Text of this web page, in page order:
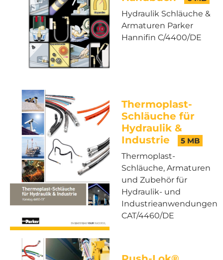
Hydraulik Schläuche &
Armaturen Parker
Hannifin C/4400/DE
Thermoplast-
Schläuche für
Hydraulik &
Industrie
5 MB
Thermoplast-
Schläuche, Armaturen
und Zubehör für
Hydraulik- und
Industrieanwendungen
CAT/4460/DE